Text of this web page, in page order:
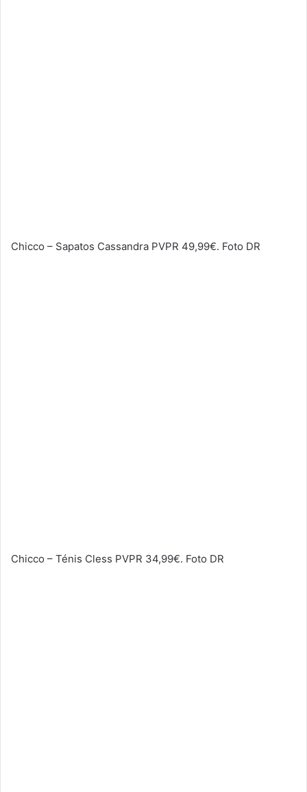
Chicco – Sapatos Cassandra PVPR 49,99€. Foto DR
Chicco – Ténis Cless PVPR 34,99€. Foto DR